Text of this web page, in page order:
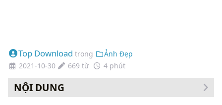
Top Download trong
Ảnh Đẹp
2021-10-30
669 từ 4 phút
NỘI DUNG